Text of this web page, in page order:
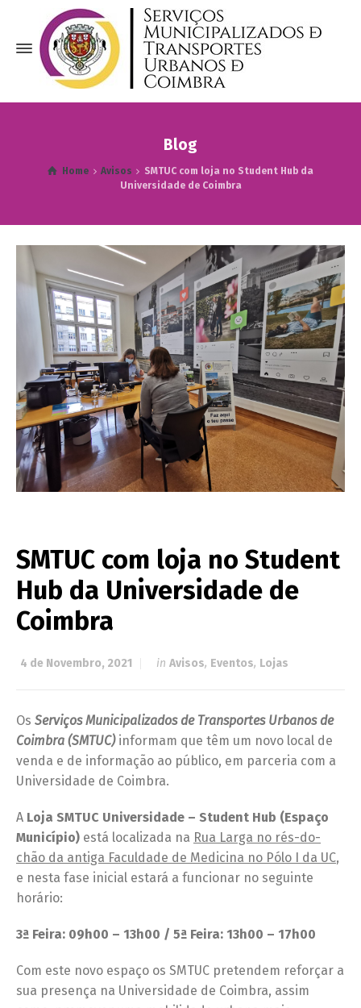
Blog
Home Avisos
SMTUC com loja no Student Hub da
Universidade de Coimbra
SMTUC com loja no Student
Hub da Universidade de
Coimbra
4 de Novembro, 2021 in Avisos, Eventos, Lojas
Os Serviços Municipalizados de Transportes Urbanos de
Coimbra (SMTUC)informam que têm um novo local de
venda e de informação ao público, em parceria com a
Universidade de Coimbra.
A Loja SMTUC Universidade – Student Hub (Espaço
Município) está localizada na Rua Larga no rés-do-
chão da antiga Faculdade de Medicina no Pólo I da UC,
e nesta fase inicial estará a funcionar no seguinte
horário:
3ª Feira: 09h00 – 13h00 / 5ª Feira: 13h00 – 17h00
Com este novo espaço os SMTUC pretendem reforçar a
sua presença na Universidade de Coimbra, assim